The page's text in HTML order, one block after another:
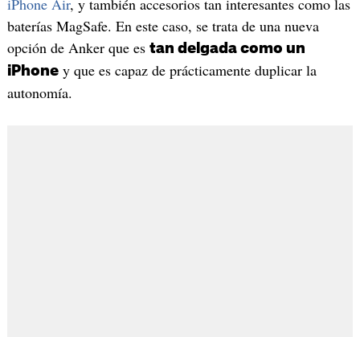
iPhone Air, y también accesorios tan interesantes como las
baterías MagSafe. En este caso, se trata de una nueva
opción de Anker que es tan delgada como un
iPhoney que es capaz de prácticamente duplicar la
autonomía.